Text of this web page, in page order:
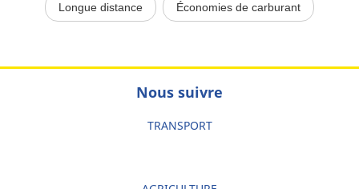
Longue distance Économies de carburant
Nous suivre
TRANSPORT